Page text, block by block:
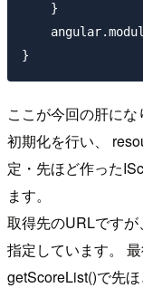
    }
ここが今回の肝に
初期化を行い、
定・先ほど作った
ます。
取得先のURLです
指定しています。
getScoreList()で先